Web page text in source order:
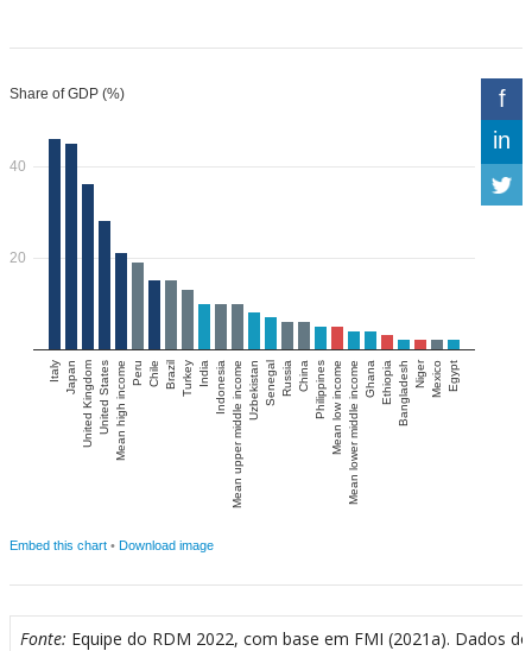
Fonte: Equipe do RDM 2022, com base em FMI (2021a). Dados